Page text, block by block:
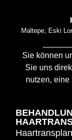
Maltepe, Eski
Sie können
Sie uns
nutzen,